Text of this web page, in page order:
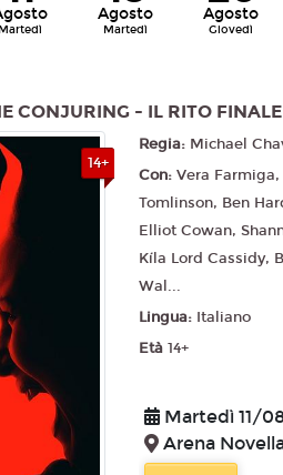
Martedì
Agosto
Martedì
Agosto
Giovedì
CONJURING - IL RITO FINALE
14+
Regia: Michael
Con: Vera
Tomlinson, Ben
Elliot Cowan,
Kíla Lord Cassidy,
Wal...
Lingua: Italiano
Età 14+
Martedì 11/
Arena